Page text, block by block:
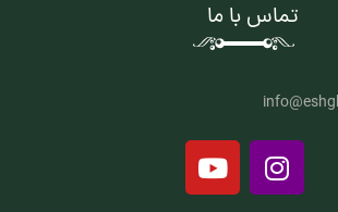
تماس با ما